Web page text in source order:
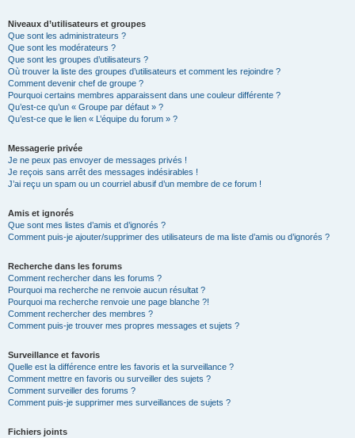
Niveaux d’utilisateurs et groupes
Que sont les administrateurs ?
Que sont les modérateurs ?
Que sont les groupes d’utilisateurs ?
Où trouver la liste des groupes d’utilisateurs et comment les rejoindre ?
Comment devenir chef de groupe ?
Pourquoi certains membres apparaissent dans une couleur différente ?
Qu’est-ce qu’un « Groupe par défaut » ?
Qu’est-ce que le lien « L’équipe du forum » ?
Messagerie privée
Je ne peux pas envoyer de messages privés !
Je reçois sans arrêt des messages indésirables !
J’ai reçu un spam ou un courriel abusif d’un membre de ce forum !
Amis et ignorés
Que sont mes listes d’amis et d’ignorés ?
Comment puis-je ajouter/supprimer des utilisateurs de ma liste d’amis ou d’ignorés ?
Recherche dans les forums
Comment rechercher dans les forums ?
Pourquoi ma recherche ne renvoie aucun résultat ?
Pourquoi ma recherche renvoie une page blanche ?!
Comment rechercher des membres ?
Comment puis-je trouver mes propres messages et sujets ?
Surveillance et favoris
Quelle est la différence entre les favoris et la surveillance ?
Comment mettre en favoris ou surveiller des sujets ?
Comment surveiller des forums ?
Comment puis-je supprimer mes surveillances de sujets ?
Fichiers joints